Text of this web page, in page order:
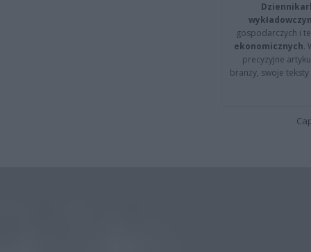
gospodarczych i
ekonomicznych.
precyzyjne
branży, swoje